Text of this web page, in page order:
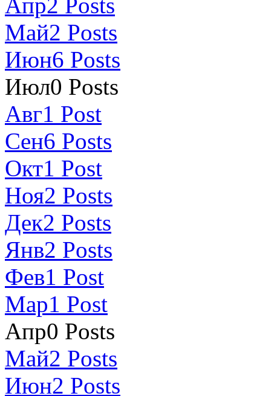
Май2 Posts
Июн6 Posts
Июл0 Posts
Авг1 Post
Сен6 Posts
Окт1 Post
Ноя2 Posts
Дек2 Posts
Янв2 Posts
Фев1 Post
Мар1 Post
Апр0 Posts
Май2 Posts
Июн2 Posts